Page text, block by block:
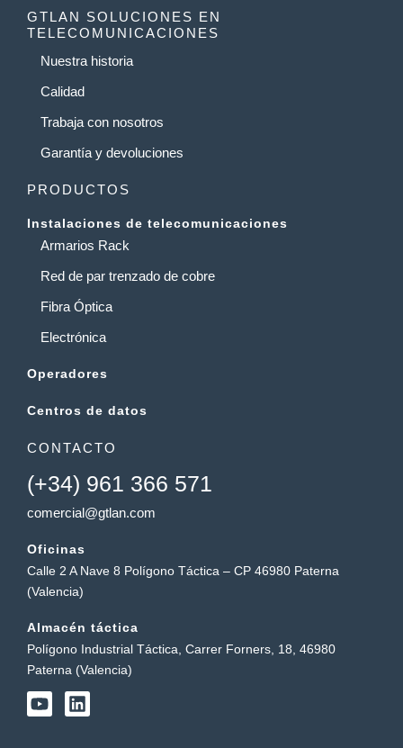
GTLAN SOLUCIONES EN
TELECOMUNICACIONES
Nuestra historia
Calidad
Trabaja con nosotros
Garantía y devoluciones
PRODUCTOS
Instalaciones de telecomunicaciones
Armarios Rack
Red de par trenzado de cobre
Fibra Óptica
Electrónica
Operadores
Centros de datos
CONTACTO
(+34) 961 366 571
comercial@gtlan.com
Oficinas
Calle 2 A Nave 8 Polígono Táctica – CP 46980 Paterna
(Valencia)
Almacén táctica
Polígono Industrial Táctica, Carrer Forners, 18, 46980
Paterna (Valencia)
Y
o
L
i